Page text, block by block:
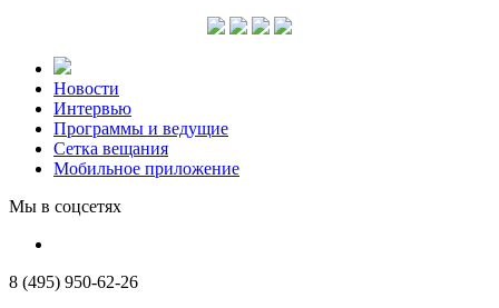
Новости
Интервью
Программы и ведущие
Сетка вещания
Мобильное приложение
Мы в соцсетях
8 (495) 950-62-26